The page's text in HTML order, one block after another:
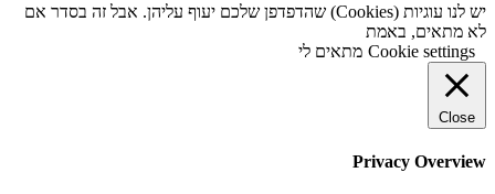
יש לנו עוגיות (Cookies) שהדפדפן שלכם יעוף עליהן. אבל זה בסדר אם
לא מתאים, באמת
Cookie settings מתאים לי
Close
Privacy Overview